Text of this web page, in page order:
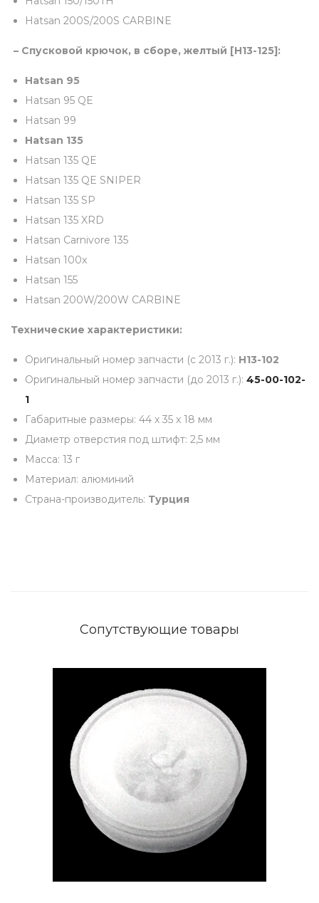
(
р
и
г
и
н
а
л
)
[
H
1
3
-
0
2
]
u
a
n
t
i
Hatsan 200S/200S CARBINE
– Спусковой крючок, в сборе, желтый [H13-125]:
Hatsan 95
Hatsan 95 QE
Hatsan 99
Hatsan 135
Hatsan 135 QE
Hatsan 135 QE SNIPER
Hatsan 135 SP
Hatsan 135 XRD
Hatsan Carnivore 135
Hatsan 100x
Hatsan 155
Hatsan 200W/200W CARBINE
Технические характеристики:
Оригинальный номер запчасти (c 2013 г.): H13-102
Оригинальный номер запчасти (до 2013 г.): 45-00-102-
1
Габаритные размеры: 44 x 35 x 18 мм
Диаметр отверстия под штифт: 2,5 мм
Масса: 13 г
Материал: алюминий
Страна-производитель: Турция
Сопутствующие товары